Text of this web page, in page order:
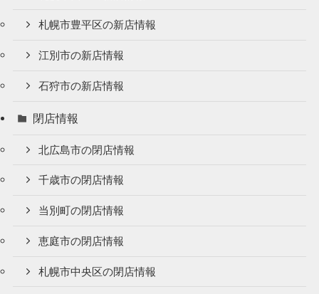
札幌市豊平区の新店情報
江別市の新店情報
石狩市の新店情報
閉店情報
北広島市の閉店情報
千歳市の閉店情報
当別町の閉店情報
恵庭市の閉店情報
札幌市中央区の閉店情報